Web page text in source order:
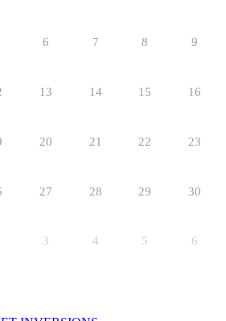
6 7 8 9
13 14 15 16
20 21 22 23
27 28 29 30
3 4 5 6